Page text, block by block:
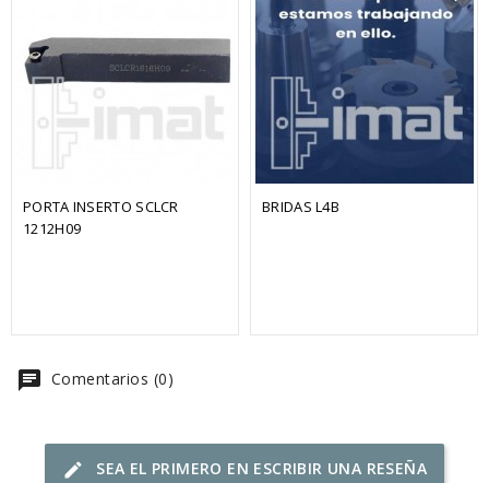
PORTA INSERTO SCLCR
1212H09
BRIDAS L4B
chat Comentarios (0)
edit SEA EL PRIMERO EN ESCRIBIR UNA RESEÑA